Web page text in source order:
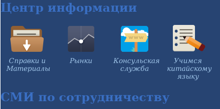
Центр информации
Справки и
Материалы
Рынки
Консульская
служба
Учимся
китайскому
языку
СМИ по сотрудничеству